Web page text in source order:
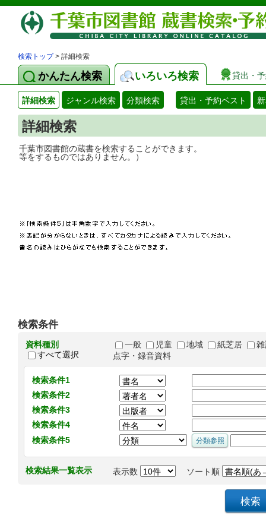
検索トップ> 詳細検索
かんたん検索 いろいろ検索 貸出・
詳細検索 ジャンル検索 分類検索 貸出・予約ベスト
詳細検索
千葉市図書館の蔵書を検索することがで
等をするものではありません。）
検索条件
資料種別
すべて選択
一般 児童 地域 紙芝居
点字・録音資料
検索条件1
検索条件2
検索条件3
検索条件4
検索条件5
検索結果一覧表示 表示数 ソート順